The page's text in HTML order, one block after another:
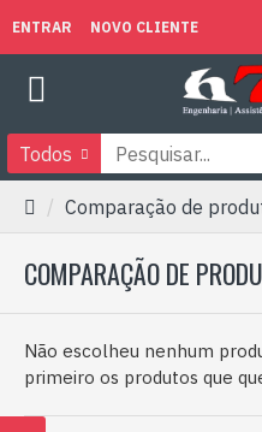
ENTRAR NOVO CLIENTE
Todos
Comparação de
COMPARAÇÃO DE
Não escolheu nenhum
primeiro os produtos que